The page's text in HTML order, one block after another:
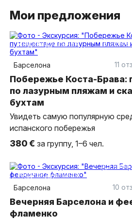
Мои предложения
8 часов
индивидуальная
Барселона 11
Побережье Коста-Брава:
по лазурным пляжам и
бухтам
Увидеть самую популярную
испанского побережья
380 € за группу, 1–6 чел.
3,5 часа
индивидуальная
Барселона
10
Вечерняя Барселона и
фламенко